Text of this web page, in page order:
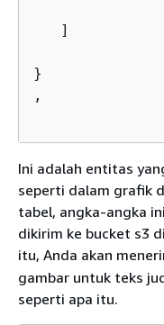
   ]
}
,
Ini adalah entitas
seperti dalam grafik
tabel, angka-angka
dikirim ke bucket s3
itu, Anda akan
gambar untuk teks
seperti apa itu.